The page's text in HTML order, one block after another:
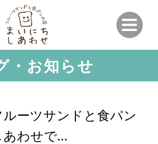
・お知らせ
ーツサンドと食パン
あわせで…